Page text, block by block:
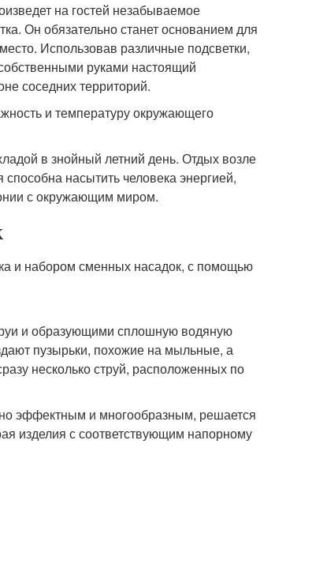
на гостей незабываемое
Он обязательно станет основанием для
Использовав различные подсветки,
руками настоящий
соседних территорий.
и температуру окружающего
в знойный летний день. Отдых возле
насытить человека энергией,
с окружающим миром.
и набором сменных насадок, с помощью
и образующими сплошную водяную
пузырьки, похожие на мыльные, а
несколько струй, расположенных по
эффектным и многообразным, решается
изделия с соответствующим напорному